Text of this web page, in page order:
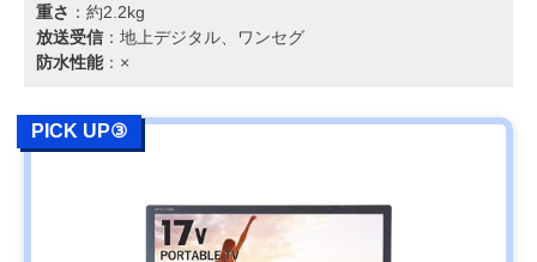
重さ ：約2.2kg
放送受信 ：地上デジタル、ワンセグ
防水性能：×
PICK UP③